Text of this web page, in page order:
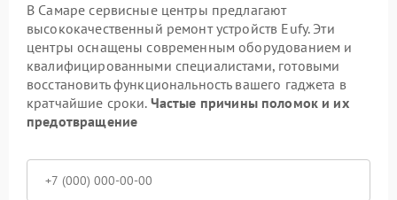
В Самаре сервисные центры предлагают
высококачественный ремонт устройств Eufy. Эти
центры оснащены современным оборудованием и
квалифицированными специалистами, готовыми
восстановить функциональность вашего гаджета в
кратчайшие сроки. Частые причины поломок и их
предотвращение